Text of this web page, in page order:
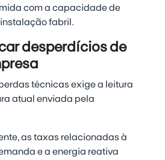
com a capacidade de
fabril.
desperdícios de
técnicas exige a leitura
atual enviada pela
as taxas relacionadas à
e a energia reativa